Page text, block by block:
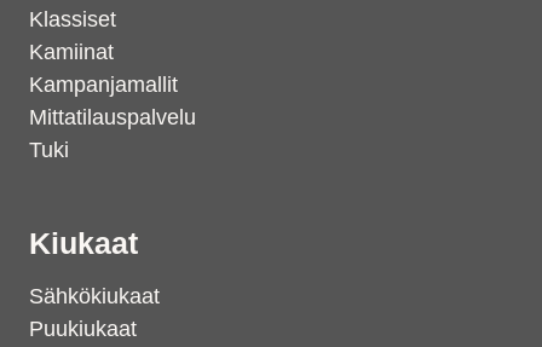
Klassiset
Kamiinat
Kampanjamallit
Mittatilauspalvelu
Tuki
Kiukaat
Sähkökiukaat
Puukiukaat